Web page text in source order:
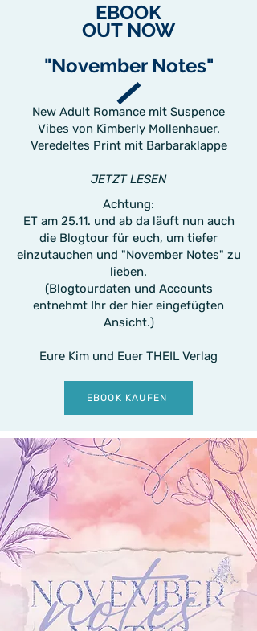
EBOOK
OUT NOW
"November Notes"
New Adult Romance mit Suspence
Vibes von Kimberly Mollenhauer.
Veredeltes Print mit Barbaraklappe
JETZT LESEN
Achtung:
ET am 25.11. und ab da läuft nun auch
die Blogtour für euch, um tiefer
einzutauchen und "November Notes" zu
lieben.
(Blogtourdaten und Accounts
entnehmt Ihr der hier eingefügten
Ansicht.)
Eure Kim und Euer THEIL Verlag
EBOOK KAUFEN